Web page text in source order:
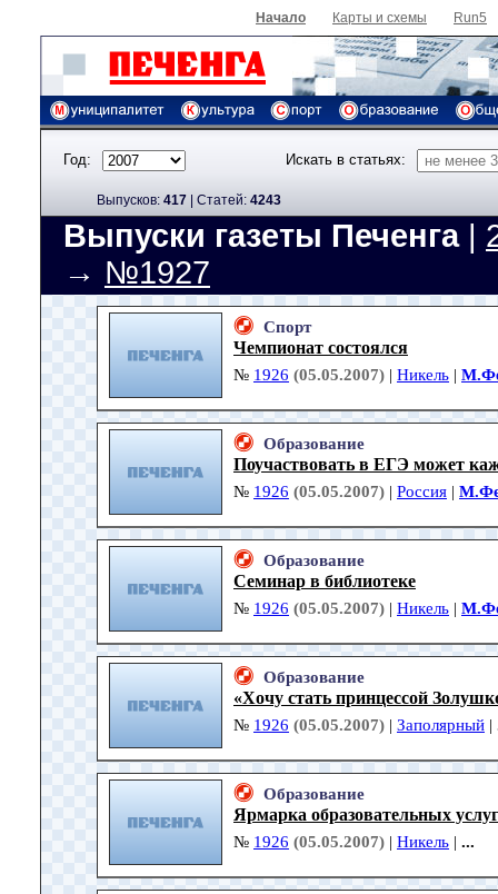
Начало Карты и схемы Run5
Год: Искать в статьях:
Выпусков: 417 | Cтатей: 4243
Выпуски газеты Печенга|
→ №1927
Спорт
Чемпионат состоялся
№ 1926 (05.05.2007) | Никель |
Образование
Поучаствовать в ЕГЭ может
№ 1926 (05.05.2007) | Россия |
Образование
Семинар в библиотеке
№ 1926 (05.05.2007) | Никель |
Образование
«Хочу стать принцессой
№ 1926 (05.05.2007) | Заполярный |
Образование
Ярмарка образовательных услуг
№ 1926 (05.05.2007) | Никель | ...